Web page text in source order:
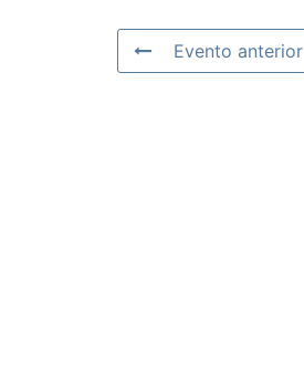
Evento anterior